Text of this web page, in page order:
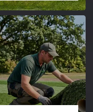
Tonte et réfection
de pelouse 18
Entreprise tonte et